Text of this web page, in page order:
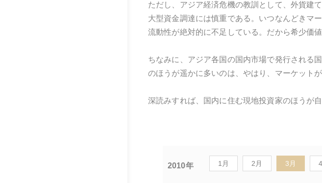
ただし、アジア経済危機の教訓として、外貨建
大型資金調達には慎重である。いつなんどきマ
流動性が絶対的に不足している。だから希少価
ちなみに、アジア各国の国内市場で発行される
のほうが遥かに多いのは、やはり、マーケット
深読みすれば、国内に住む現地投資家のほうが
2010年 1月 2月 3月